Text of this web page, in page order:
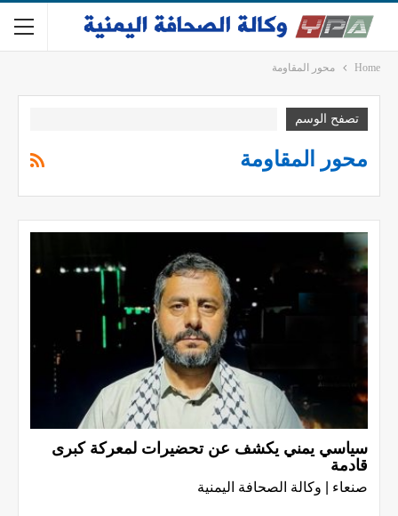
Home محور المقاومة
تصفح الوسم
محور المقاومة
سياسي يمني يكشف عن تحضيرات لمعركة كبرى
قادمة
صنعاء | وكالة الصحافة اليمنية